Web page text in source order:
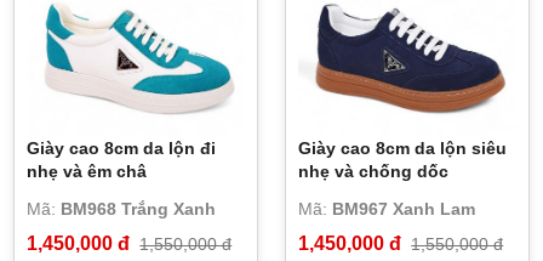
Giày cao 8cm da lộn đi
nhẹ và êm châ
Mã: BM968 Trắng Xanh
1,450,000 đ 1,550,000 đ
Giày cao 8cm da lộn siêu
nhẹ và chống dốc
Mã: BM967 Xanh Lam
1,450,000 đ 1,550,000 đ